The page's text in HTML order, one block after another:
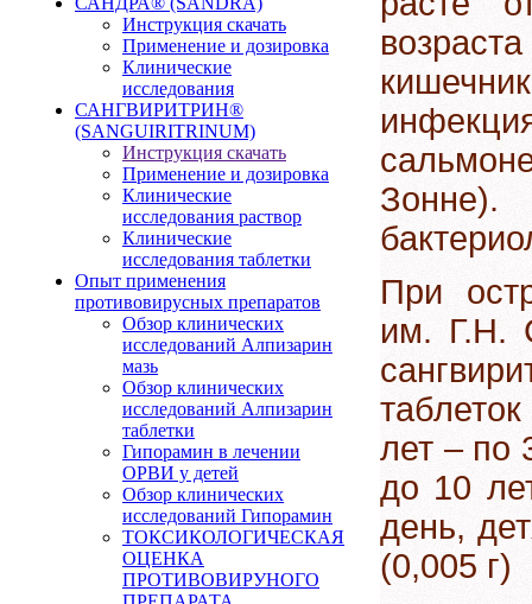
Инструкция скачать
Применение и дозировка
Клинические
исследования
САНГВИРИТРИН®
(SANGUIRITRINUM)
Инструкция скачать
Применение и дозировка
Клинические
исследования раствор
Клинические
исследования таблетки
Опыт применения
противовирусных препаратов
Обзор клинических
исследований Алпизарин
мазь
Обзор клинических
исследований Алпизарин
таблетки
Гипорамин в лечении
ОРВИ у детей
Обзор клинических
исследований Гипорамин
ТОКСИКОЛОГИЧЕСКАЯ
ОЦЕНКА
ПРОТИВОВИРУНОГО
При
им. Г.Н.
лет – по
до 10
день,
(0,005 г)